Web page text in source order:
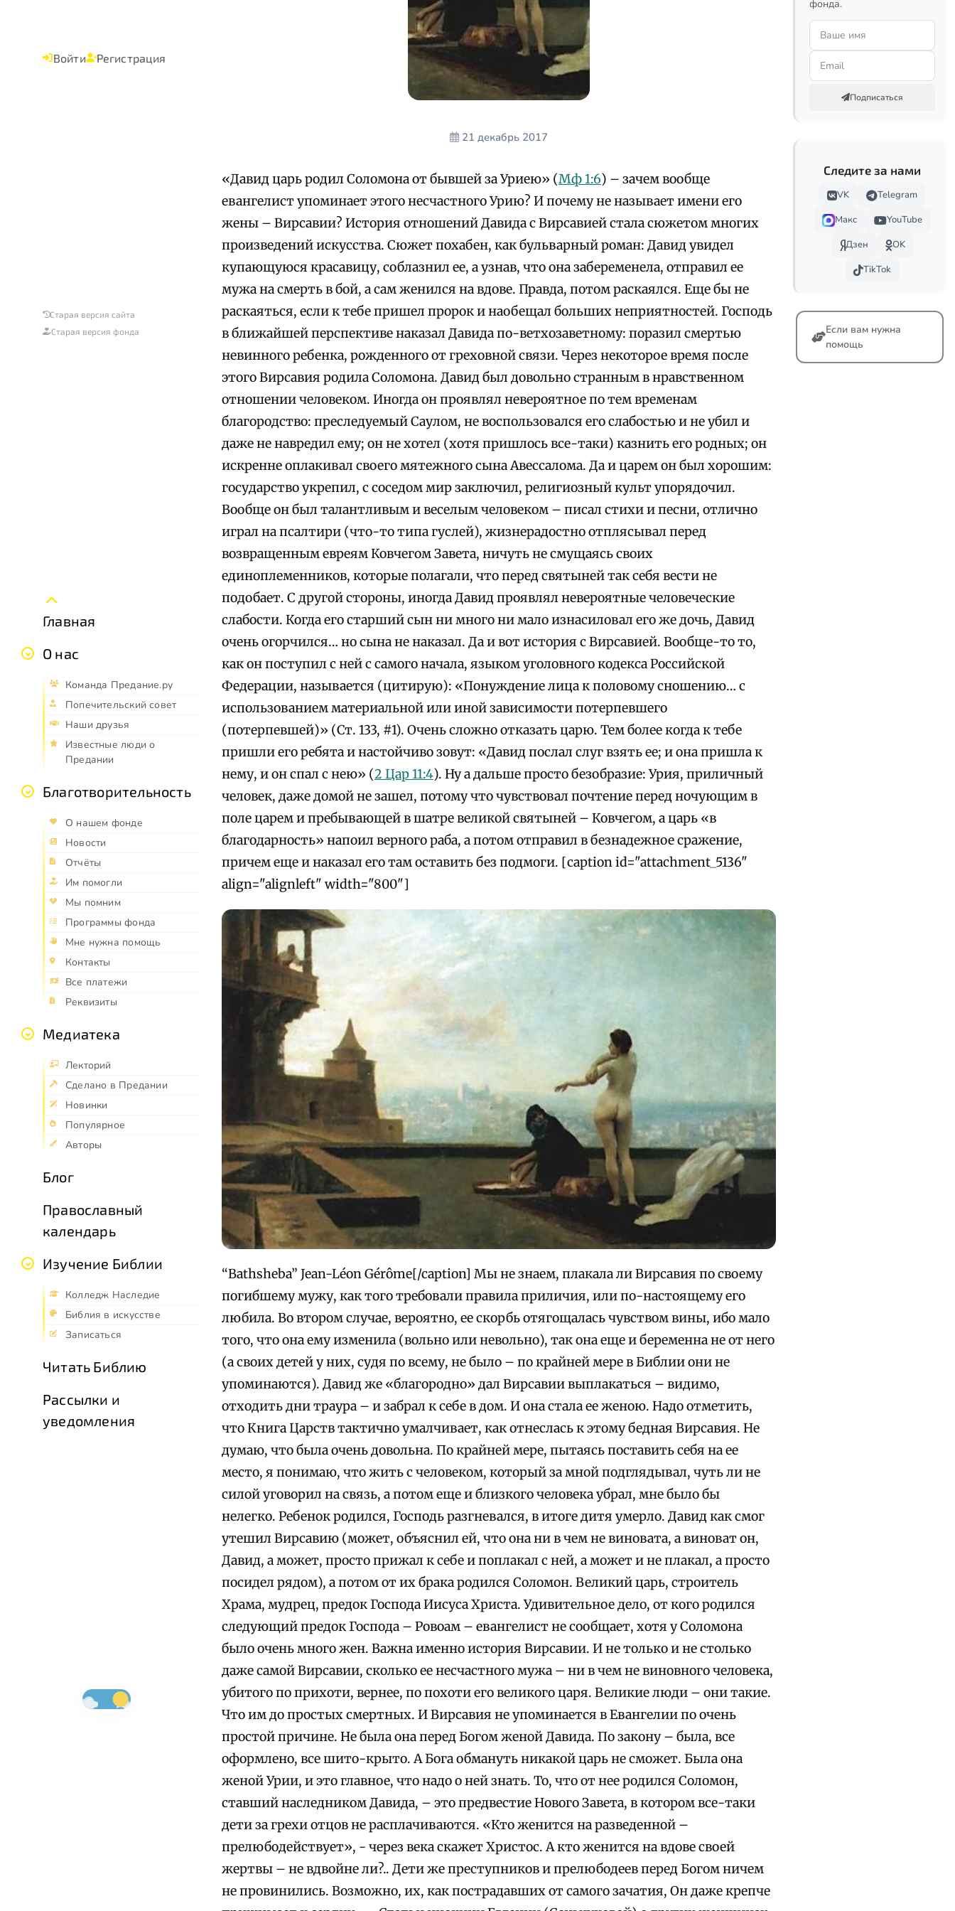
Войти Регистрация
Старая версия сайта
Старая версия фонда
Главная
О нас
Команда Предание.ру
Попечительский совет
Наши друзья
Известные люди о
Предании
Благотворительность
О нашем фонде
Новости
Отчёты
Им помогли
Мы помним
Программы фонда
Мне нужна помощь
Контакты
Все платежи
Реквизиты
Медиатека
Лекторий
Сделано в Предании
Новинки
Популярное
Авторы
Блог
Православный
календарь
Изучение Библии
Колледж Наследие
Библия в искусстве
Записаться
Читать Библию
Рассылки и
уведомления
21 декабрь 2017
«Давид царь родил Соломона от бывшей за Уриею» (Мф 1:6) – зачем вообще
евангелист упоминает этого несчастного Урию? И почему не называет имени его
жены – Вирсавии? История отношений Давида с Вирсавией стала сюжетом многих
произведений искусства. Сюжет похабен, как бульварный роман: Давид увидел
купающуюся красавицу, соблазнил ее, а узнав, что она забеременела, отправил ее
мужа на смерть в бой, а сам женился на вдове. Правда, потом раскаялся. Еще бы не
раскаяться, если к тебе пришел пророк и наобещал больших неприятностей. Господь
в ближайшей перспективе наказал Давида по-ветхозаветному: поразил смертью
невинного ребенка, рожденного от греховной связи. Через некоторое время после
этого Вирсавия родила Соломона. Давид был довольно странным в нравственном
отношении человеком. Иногда он проявлял невероятное по тем временам
благородство: преследуемый Саулом, не воспользовался его слабостью и не убил и
даже не навредил ему; он не хотел (хотя пришлось все-таки) казнить его родных; он
искренне оплакивал своего мятежного сына Авессалома. Да и царем он был хорошим:
государство укрепил, с соседом мир заключил, религиозный культ упорядочил.
Вообще он был талантливым и веселым человеком – писал стихи и песни, отлично
играл на псалтири (что-то типа гуслей), жизнерадостно отплясывал перед
возвращенным евреям Ковчегом Завета, ничуть не смущаясь своих
единоплеменников, которые полагали, что перед святыней так себя вести не
подобает. С другой стороны, иногда Давид проявлял невероятные человеческие
слабости. Когда его старший сын ни много ни мало изнасиловал его же дочь, Давид
очень огорчился… но сына не наказал. Да и вот история с Вирсавией. Вообще-то то,
как он поступил с ней с самого начала, языком уголовного кодекса Российской
Федерации, называется (цитирую): «Понуждение лица к половому сношению… с
использованием материальной или иной зависимости потерпевшего
(потерпевшей)» (Ст. 133, #1). Очень сложно отказать царю. Тем более когда к тебе
пришли его ребята и настойчиво зовут: «Давид послал слуг взять ее; и она пришла к
нему, и он спал с нею» (2 Цар 11:4). Ну а дальше просто безобразие: Урия, приличный
человек, даже домой не зашел, потому что чувствовал почтение перед ночующим в
поле царем и пребывающей в шатре великой святыней – Ковчегом, а царь «в
благодарность» напоил верного раба, а потом отправил в безнадежное сражение,
причем еще и наказал его там оставить без подмоги. [caption id="attachment_5136"
align="alignleft" width="800"]
“Bathsheba” Jean-Léon Gérôme[/caption] Мы не знаем, плакала ли Вирсавия по своему
погибшему мужу, как того требовали правила приличия, или по-настоящему его
любила. Во втором случае, вероятно, ее скорбь отягощалась чувством вины, ибо мало
того, что она ему изменила (вольно или невольно), так она еще и беременна не от него
(а своих детей у них, судя по всему, не было – по крайней мере в Библии они не
упоминаются). Давид же «благородно» дал Вирсавии выплакаться – видимо,
отходить дни траура – и забрал к себе в дом. И она стала ее женою. Надо отметить,
что Книга Царств тактично умалчивает, как отнеслась к этому бедная Вирсавия. Не
думаю, что была очень довольна. По крайней мере, пытаясь поставить себя на ее
место, я понимаю, что жить с человеком, который за мной подглядывал, чуть ли не
силой уговорил на связь, а потом еще и близкого человека убрал, мне было бы
нелегко. Ребенок родился, Господь разгневался, в итоге дитя умерло. Давид как смог
утешил Вирсавию (может, объяснил ей, что она ни в чем не виновата, а виноват он,
Давид, а может, просто прижал к себе и поплакал с ней, а может и не плакал, а просто
посидел рядом), а потом от их брака родился Соломон. Великий царь, строитель
Храма, мудрец, предок Господа Иисуса Христа. Удивительное дело, от кого родился
следующий предок Господа – Ровоам – евангелист не сообщает, хотя у Соломона
было очень много жен. Важна именно история Вирсавии. И не только и не столько
даже самой Вирсавии, сколько ее несчастного мужа – ни в чем не виновного человека,
убитого по прихоти, вернее, по похоти его великого царя. Великие люди – они такие.
Что им до простых смертных. И Вирсавия не упоминается в Евангелии по очень
простой причине. Не была она перед Богом женой Давида. По закону – была, все
оформлено, все шито-крыто. А Бога обмануть никакой царь не сможет. Была она
женой Урии, и это главное, что надо о ней знать. То, что от нее родился Соломон,
ставший наследником Давида, – это предвестие Нового Завета, в котором все-таки
дети за грехи отцов не расплачиваются. «Кто женится на разведенной –
прелюбодействует», - через века скажет Христос. А кто женится на вдове своей
жертвы – не вдвойне ли?.. Дети же преступников и прелюбодеев перед Богом ничем
не провинились. Возможно, их, как пострадавших от самого зачатия, Он даже крепче
фонда.
Подписаться
Следите за нами
VK
Telegram
Макс
YouTube
Дзен
OK
TikTok
Если вам нужна
помощь